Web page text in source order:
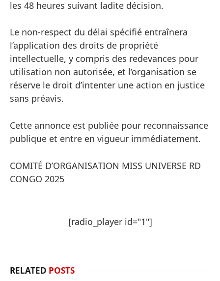
les 48 heures suivant ladite décision.
Le non-respect du délai spécifié entraînera
l’application des droits de propriété
intellectuelle, y compris des redevances pour
utilisation non autorisée, et l’organisation se
réserve le droit d’intenter une action en justice
sans préavis.
Cette annonce est publiée pour reconnaissance
publique et entre en vigueur immédiatement.
COMITÉ D’ORGANISATION MISS UNIVERSE RD
CONGO 2025
[radio_player id="1"]
RELATED POSTS